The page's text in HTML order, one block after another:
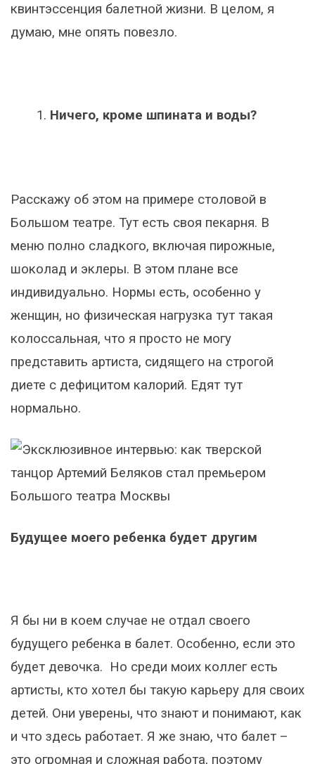
квинтэссенция балетной жизни. В целом, я
думаю, мне опять повезло.
Ничего, кроме шпината и воды?
Расскажу об этом на примере столовой в
Большом театре. Тут есть своя пекарня. В
меню полно сладкого, включая пирожные,
шоколад и эклеры. В этом плане все
индивидуально. Нормы есть, особенно у
женщин, но физическая нагрузка тут такая
колоссальная, что я просто не могу
представить артиста, сидящего на строгой
диете с дефицитом калорий. Едят тут
нормально.
Будущее моего ребенка будет другим
Я бы ни в коем случае не отдал своего
будущего ребенка в балет. Особенно, если это
будет девочка. Но среди моих коллег есть
артисты, кто хотел бы такую карьеру для своих
детей. Они уверены, что знают и понимают, как
и что здесь работает. Я же знаю, что балет –
это огромная и сложная работа, поэтому